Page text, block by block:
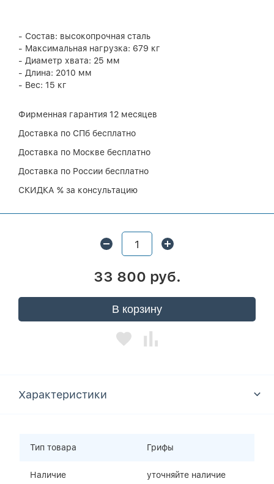
- Состав: высокопрочная сталь
- Максимальная нагрузка: 679 кг
- Диаметр хвата: 25 мм
- Длина: 2010 мм
- Вес: 15 кг
Фирменная гарантия 12 месяцев
Доставка по СПб бесплатно
Доставка по Москве бесплатно
Доставка по России бесплатно
СКИДКА % за консультацию
33 800 руб.
В корзину
Характеристики
Тип товара Грифы
Наличие уточняйте наличие